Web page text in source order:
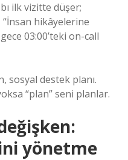
ilk vizitte düşer;
hikâyelerine
03:00’teki on-call
sosyal destek planı.
“plan” seni planlar.
yönetme